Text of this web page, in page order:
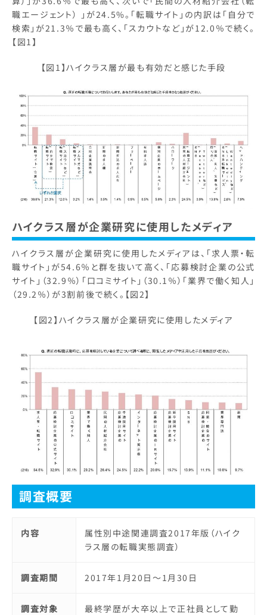
職エージェント） 」が24.5%。「転職サイト」の内訳は「自分で
検索」が21.3％で最も高く、「スカウトなど」が12.0％で続く。
【図1】
【図1】ハイクラス層が最も有効だと感じた手段
ハイクラス層が企業研究に使用したメディア
ハイクラス層が企業研究に使用したメディアは、「求人票・転
職サイト」が54.6％と群を抜いて高く、「応募検討企業の公式
サイト」（32.9％）「口コミサイト」（30.1％）「業界で働く知人」
（29.2％）が3割前後で続く。【図2】
【図2】ハイクラス層が企業研究に使用したメディア
調査概要
内容
属性別中途関連調査2017年版（ハイク
ラス層の転職実態調査）
調査期間 2017年1月20日～1月30日
調査対象
最終学歴が大卒以上で正社員として勤